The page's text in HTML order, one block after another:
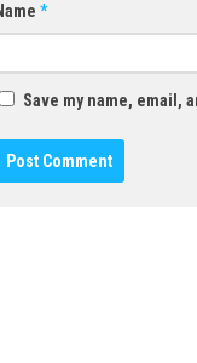
*
Save my name, email,